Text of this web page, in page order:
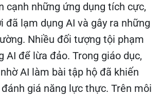
cạnh những ứng dụng tích cực,
đã lạm dụng AI và gây ra những
Nhiều đối tượng tội phạm
AI để lừa đảo. Trong giáo dục,
AI làm bài tập hộ đã khiến
giá năng lực thực. Trên môi